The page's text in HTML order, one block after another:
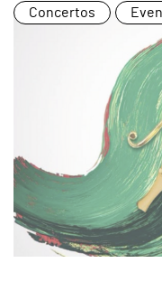
Concertos